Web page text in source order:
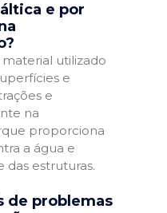
e por
utilizado
e
e
na
proporciona
a água e
das estruturas.
de problemas